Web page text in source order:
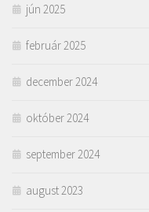
jún 2025
február 2025
december 2024
október 2024
september 2024
august 2023